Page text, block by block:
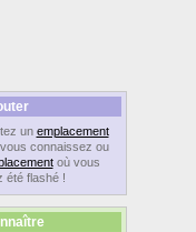
un emplacement
connaissez ou
où vous
été flashé !